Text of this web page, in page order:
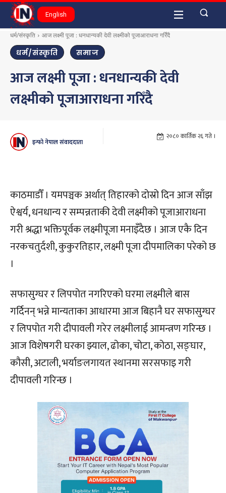
English
धर्म/संस्कृति आज लक्ष्मी पूजा : धनधान्यकी देवी लक्ष्मीको पूजाआराधना गरिँदै
धर्म/संस्कृति समाज
आज लक्ष्मी पूजा : धनधान्यकी देवी
लक्ष्मीको पूजाआराधना गरिँदै
इन्फो नेपाल संवाददाता
२०८० कार्तिक २६ गते ।
काठमाडौँ । यमपञ्चक अर्थात् तिहारको दोस्रो दिन आज साँझ
ऐश्वर्य, धनधान्य र सम्पन्नताकी देवी लक्ष्मीको पूजाआराधना
गरी श्रद्धा भक्तिपूर्वक लक्ष्मीपूजा मनाइँदैछ । आज एकै दिन
नरकचतुर्दशी, कुकुरतिहार, लक्ष्मी पूजा दीपमालिका परेको छ
।
सफासुग्घर र लिपपोत नगरिएको घरमा लक्ष्मीले बास
गर्दिनन् भन्ने मान्यताका आधारमा आज बिहानै घर सफासुग्घर
र लिपपोत गरी दीपावली गरेर लक्ष्मीलाई आमन्त्रण गरिन्छ ।
आज विशेषगरी घरका झ्याल, ढोका, चोटा, कोठा, सङ्घार,
कौसी, अटाली, भर्याङलगायत स्थानमा सरसफाइ गरी
दीपावली गरिन्छ ।